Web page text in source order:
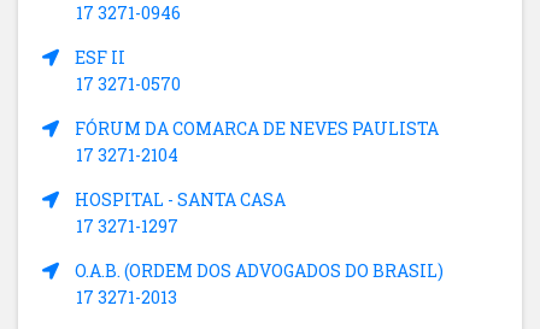
17 3271-0946
ESF II
17 3271-0570
FÓRUM DA COMARCA DE NEVES PAULISTA
17 3271-2104
HOSPITAL - SANTA CASA
17 3271-1297
O.A.B. (ORDEM DOS ADVOGADOS DO BRASIL)
17 3271-2013